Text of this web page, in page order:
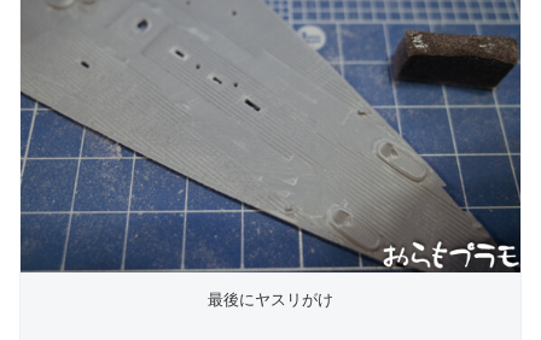
最後にヤスリがけ